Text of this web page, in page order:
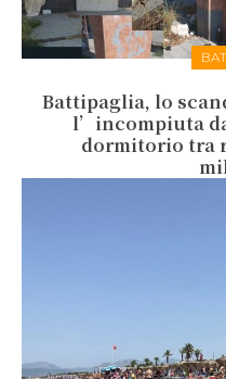
Battipaglia, lo
l’incompiuta
dormitorio tra